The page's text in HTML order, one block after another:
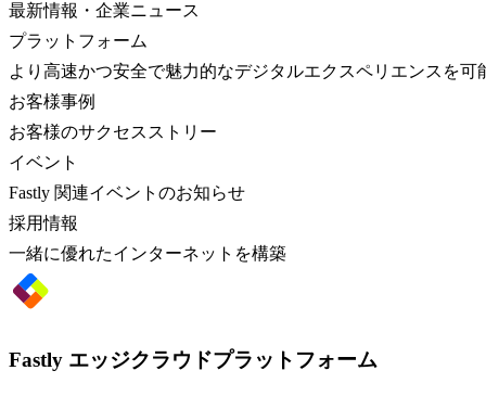
最新情報・企業ニュース
プラットフォーム
より高速かつ安全で魅力的なデジタルエクスペリエンスを可
お客様事例
お客様のサクセスストリー
イベント
Fastly 関連イベントのお知らせ
採用情報
一緒に優れたインターネットを構築
Fastly エッジクラウドプラットフォーム